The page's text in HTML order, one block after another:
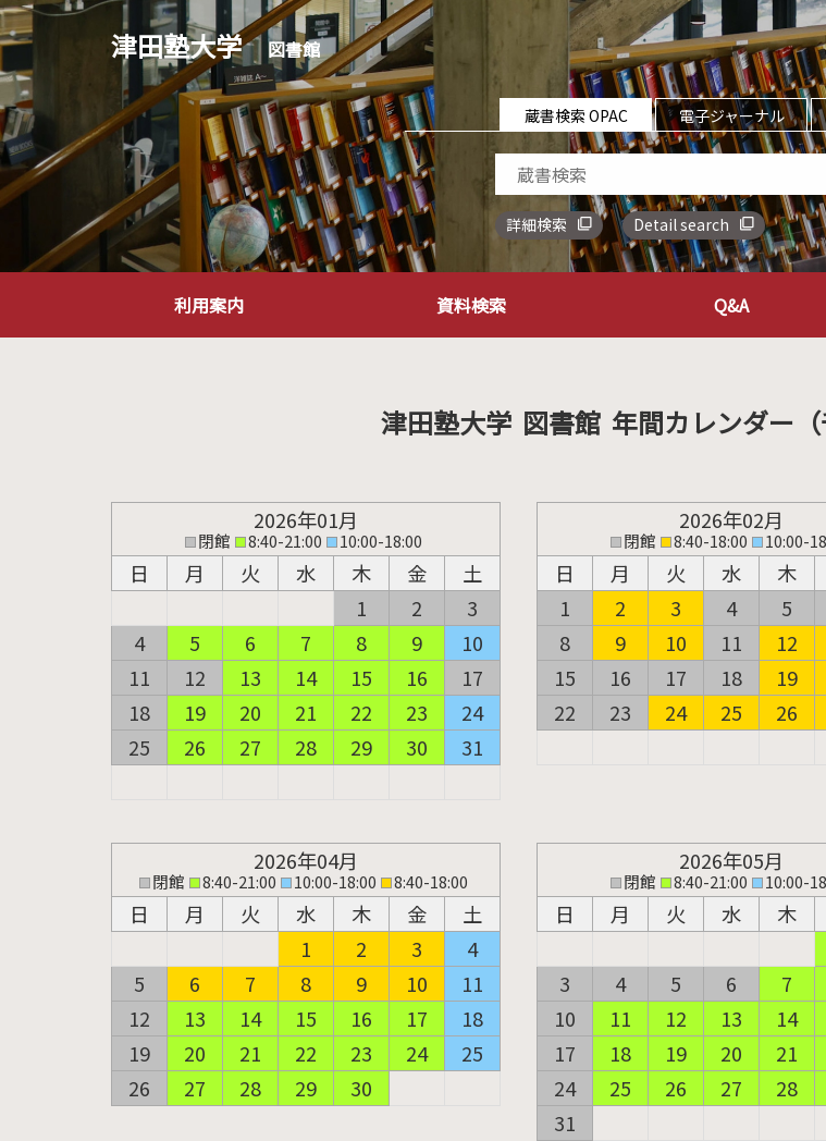
津田塾大学図書館
蔵書検索 OPAC 電子ジャーナル
詳細検索 Detail search
利用案内 資料検索 Q&A
津田塾大学 図書館 年間カレンダー（
2026年01月
閉館 8:40-21:00 10:00-18:00
日 月 火 水 木 金
土
1
2
3
4
5 6 7 8 9
10
11
12 13 14 15 16
17
18
19 20 21 22 23
24
25
26 27 28 29 30 31
2026年02月
閉館 8:40-18:00 10:00-
日 月 火 水 木
1
2 3 4 5
8
9 10 11 12
15
16 17 18 19
22
23 24 25 26
2026年04月
閉館 8:40-21:00 10:00-18:00 8:40-18:00
日 月 火 水 木 金
土
1
2 3
4
5
6 7 8 9 10
11
12
13 14 15 16 17
18
19
20 21 22 23 24
25
26
27 28 29 30
2026年05月
閉館 8:40-21:00 10:00-
日 月 火 水 木
3
4 5 6 7
10
11 12 13 14
17
18 19 20 21
24
25 26 27 28
31